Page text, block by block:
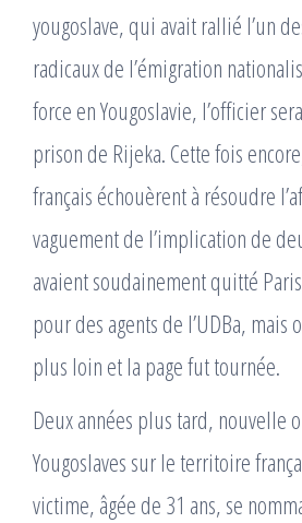
yougoslave, qui avait rallié l’un
radicaux de l’émigration
force en Yougoslavie, l’officier
prison de Rijeka. Cette fois
français échouèrent à résoudre
vaguement de l’implication de
avaient soudainement quitté
pour des agents de l’UDBa, mais
plus loin et la page fut tournée.
Deux années plus tard, nouvelle
Yougoslaves sur le territoire
victime, âgée de 31 ans, se